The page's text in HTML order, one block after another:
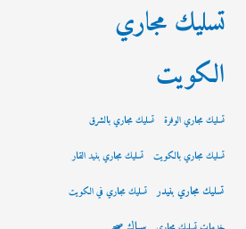
تسليك مجاري
الكويت
تسليك مجاري الوفرة تسليك مجاري بالشرق
تسليك مجاري بالكويت تسليك مجاري بنيد القار
تسليك مجاري بنيدر تسليك مجاري في الكويت